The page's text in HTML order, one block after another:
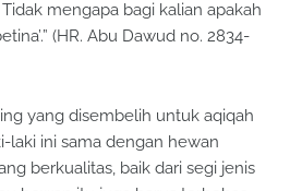
(HR. Abu Dawud no. 2834-
laki ini sama dengan hewan
berkualitas, baik dari segi jenis
hewan itu juga harus terbebas